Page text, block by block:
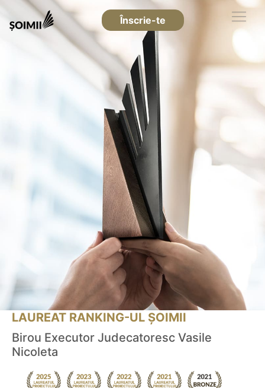
Înscrie-te
LAUREAT RANKING-UL ȘOIMII
Birou Executor Judecatoresc Vasile
Nicoleta